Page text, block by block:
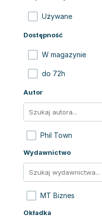
Używane
Dostępność
W magazynie
do 72h
Autor
Phil Town
Wydawnictwo
MT Biznes
Okładka